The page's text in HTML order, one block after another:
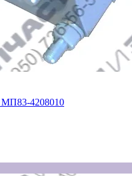
МП83-4208010